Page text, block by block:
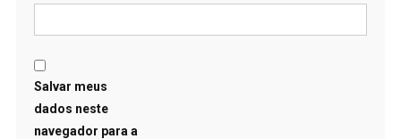
Salvar meus
dados neste
navegador para a